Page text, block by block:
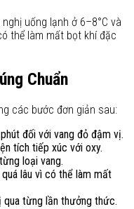
uống lạnh ở 6–8°C và
thể làm mất bọt khí đặc
Chuẩn
các bước đơn giản sau:
đối với vang đỏ đậm vị.
tích tiếp xúc với oxy.
loại vang.
lâu vì có thể làm mất
qua từng lần thưởng thức.